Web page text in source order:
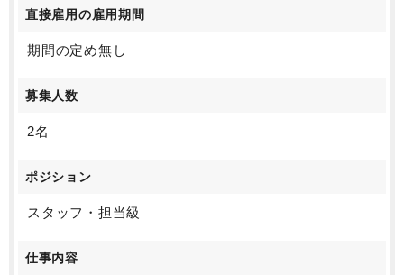
直接雇用の雇用期間
期間の定め無し
募集人数
2名
ポジション
スタッフ・担当級
仕事内容